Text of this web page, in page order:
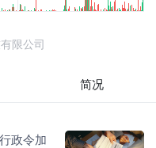
限公司
简况
政令加